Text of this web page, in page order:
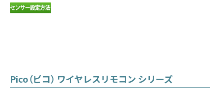
Pico（ピコ） ワイヤレスリモコン シリーズ